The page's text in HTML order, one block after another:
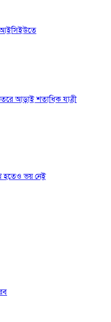
আইসিইউতে
আড়াই শতাধিক যাত্রী
হতেও ভয় নেই